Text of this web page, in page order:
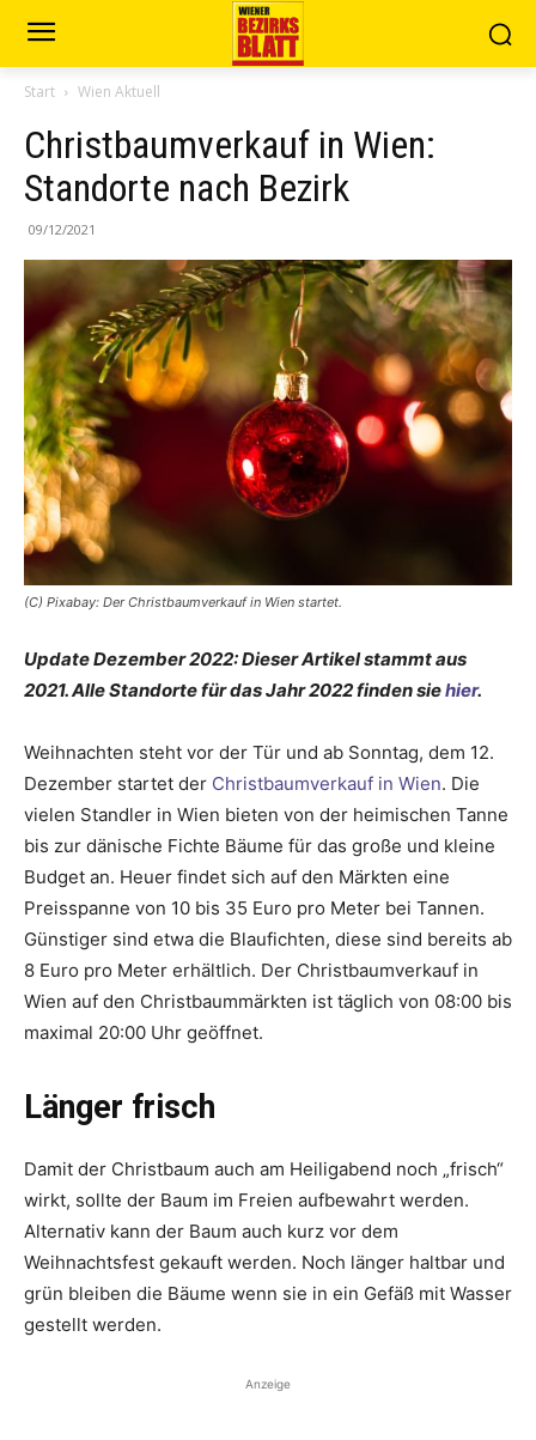
Start Wien Aktuell
Christbaumverkauf in Wien:
Standorte nach Bezirk
09/12/2021
(C) Pixabay: Der Christbaumverkauf in Wien startet.
Update Dezember 2022: Dieser Artikel stammt aus
2021. Alle Standorte für das Jahr 2022 finden siehier.
Weihnachten steht vor der Tür und ab Sonntag, dem 12.
Dezember startet der Christbaumverkauf in Wien. Die
vielen Standler in Wien bieten von der heimischen Tanne
bis zur dänische Fichte Bäume für das große und kleine
Budget an. Heuer findet sich auf den Märkten eine
Preisspanne von 10 bis 35 Euro pro Meter bei Tannen.
Günstiger sind etwa die Blaufichten, diese sind bereits ab
8 Euro pro Meter erhältlich. Der Christbaumverkauf in
Wien auf den Christbaummärkten ist täglich von 08:00 bis
maximal 20:00 Uhr geöffnet.
Länger frisch
Damit der Christbaum auch am Heiligabend noch „frisch“
wirkt, sollte der Baum im Freien aufbewahrt werden.
Alternativ kann der Baum auch kurz vor dem
Weihnachtsfest gekauft werden. Noch länger haltbar und
grün bleiben die Bäume wenn sie in ein Gefäß mit Wasser
gestellt werden.
Anzeige